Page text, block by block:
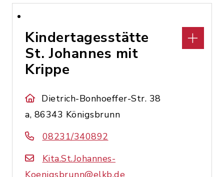
Kindertagesstätte
St. Johannes mit
Krippe
Dietrich-Bonhoeffer-Str. 38
a, 86343 Königsbrunn
08231/340892
Kita.St.Johannes-
Koenigsbrunn@elkb.de